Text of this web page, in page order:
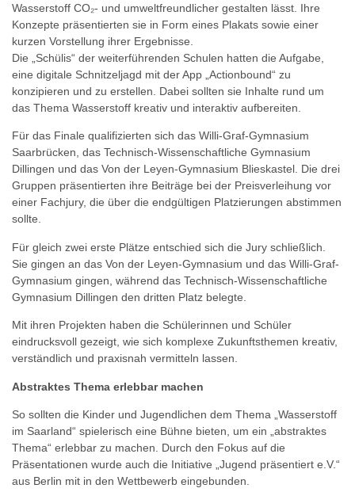
Wasserstoff CO₂- und umweltfreundlicher gestalten lässt. Ihre
Konzepte präsentierten sie in Form eines Plakats sowie einer
kurzen Vorstellung ihrer Ergebnisse.
Die „Schülis“ der weiterführenden Schulen hatten die Aufgabe,
eine digitale Schnitzeljagd mit der App „Actionbound“ zu
konzipieren und zu erstellen. Dabei sollten sie Inhalte rund um
das Thema Wasserstoff kreativ und interaktiv aufbereiten.
Für das Finale qualifizierten sich das Willi-Graf-Gymnasium
Saarbrücken, das Technisch-Wissenschaftliche Gymnasium
Dillingen und das Von der Leyen-Gymnasium Blieskastel. Die drei
Gruppen präsentierten ihre Beiträge bei der Preisverleihung vor
einer Fachjury, die über die endgültigen Platzierungen abstimmen
sollte.
Für gleich zwei erste Plätze entschied sich die Jury schließlich.
Sie gingen an das Von der Leyen-Gymnasium und das Willi-Graf-
Gymnasium gingen, während das Technisch-Wissenschaftliche
Gymnasium Dillingen den dritten Platz belegte.
Mit ihren Projekten haben die Schülerinnen und Schüler
eindrucksvoll gezeigt, wie sich komplexe Zukunftsthemen kreativ,
verständlich und praxisnah vermitteln lassen.
Abstraktes Thema erlebbar machen
So sollten die Kinder und Jugendlichen dem Thema „Wasserstoff
im Saarland“ spielerisch eine Bühne bieten, um ein „abstraktes
Thema“ erlebbar zu machen. Durch den Fokus auf die
Präsentationen wurde auch die Initiative „Jugend präsentiert e.V.“
aus Berlin mit in den Wettbewerb eingebunden.